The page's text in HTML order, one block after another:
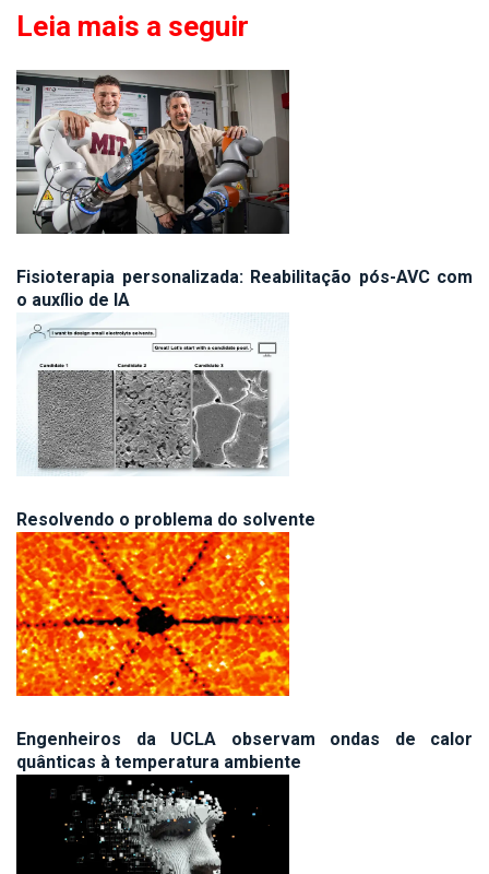
Leia mais a seguir
Fisioterapia personalizada: Reabilitação pós-AVC com
o auxílio de IA
Resolvendo o problema do solvente
Engenheiros da UCLA observam ondas de calor
quânticas à temperatura ambiente